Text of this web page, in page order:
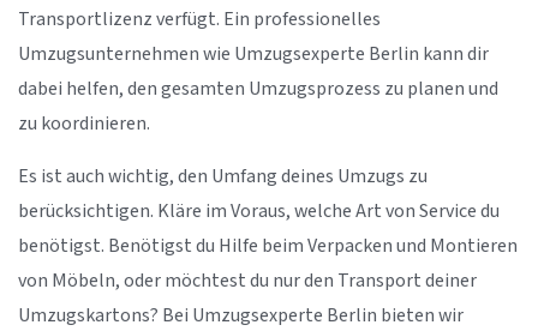
Transportlizenz verfügt. Ein professionelles
Umzugsunternehmen wie Umzugsexperte Berlin kann dir
dabei helfen, den gesamten Umzugsprozess zu planen und
zu koordinieren.
Es ist auch wichtig, den Umfang deines Umzugs zu
berücksichtigen. Kläre im Voraus, welche Art von Service du
benötigst. Benötigst du Hilfe beim Verpacken und Montieren
von Möbeln, oder möchtest du nur den Transport deiner
Umzugskartons? Bei Umzugsexperte Berlin bieten wir